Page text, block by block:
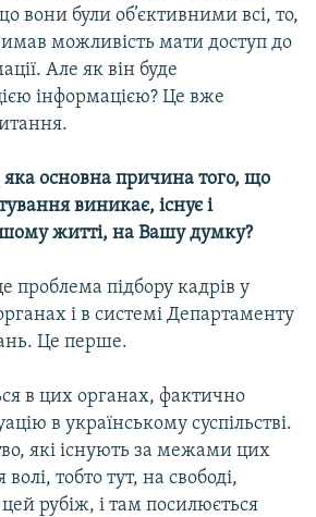
вони були об’єктивними всі, то,
можливість мати доступ до
Але як він буде
інформацією? Це вже
основна причина того, що
виникає, існує і
житті, на Вашу думку?
проблема підбору кадрів у
і в системі Департаменту
Це перше.
в цих органах, фактично
в українському суспільстві.
які існують за межами цих
тобто тут, на свободі,
рубіж, і там посилюється